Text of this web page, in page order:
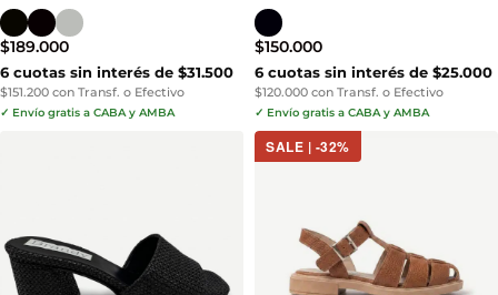
$189.000
6 cuotas sin interés de $31.500
$151.200 con Transf. o Efectivo
✓ Envío gratis a CABA y AMBA
$150.000
6 cuotas sin interés de $25.000
$120.000 con Transf. o Efectivo
✓ Envío gratis a CABA y AMBA
SALE | -32%